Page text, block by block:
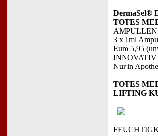
DermaSel®
TOTES
3 x 1ml
Euro 5,95
INNOVATIV
Nur in
TOTES
LIFTING